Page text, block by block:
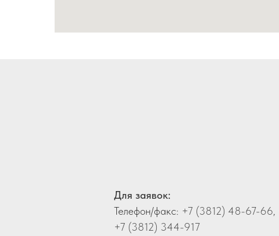
Для заявок:
Телефон/факс: +7 (3812) 48-67-66
+7 (3812) 344-917